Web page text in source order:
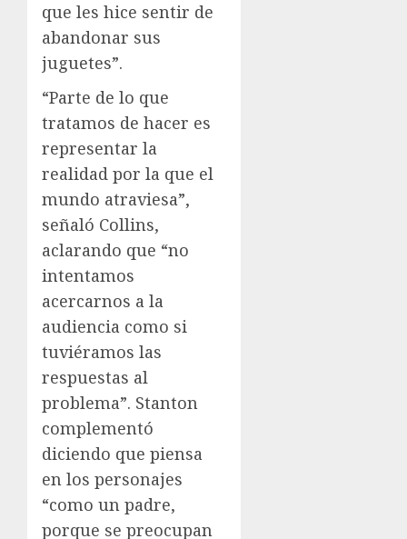
que les hice sentir de
abandonar sus
juguetes”.
“Parte de lo que
tratamos de hacer es
representar la
realidad por la que el
mundo atraviesa”,
señaló Collins,
aclarando que “no
intentamos
acercarnos a la
audiencia como si
tuviéramos las
respuestas al
problema”. Stanton
complementó
diciendo que piensa
en los personajes
“como un padre,
porque se preocupan